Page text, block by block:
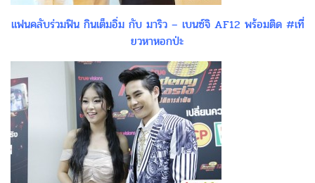
แฟนคลับร่วมฟิน กินเต็มอิ่ม กับ มาริว – เบนซ์จิ AF12 พร้อมติด #เที่
ยวหาหอกป่ะ